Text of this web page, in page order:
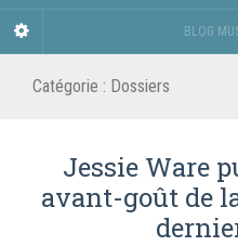
BLOG
Catégorie : Dossiers
Jessie Ware
avant-goût de